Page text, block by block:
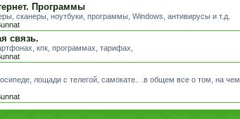
Программы
сканеры, ноутбуки, программы, Windows, антивирусы и т.д.
связь.
кпк, программах, тарифах,
лощади с телегой, самокате.. .в общем все о том, на чем